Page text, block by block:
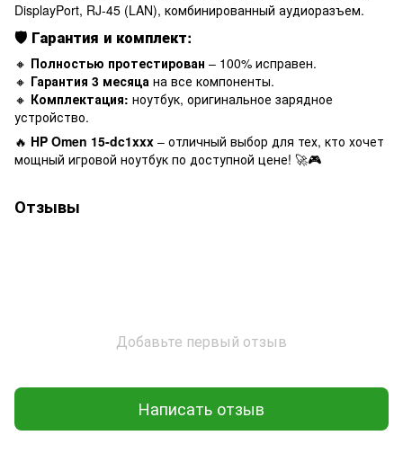
DisplayPort, RJ-45 (LAN), комбинированный аудиоразъем.
🛡 Гарантия и комплект:
🔸 Полностью протестирован – 100% исправен.
🔸 Гарантия 3 месяца на все компоненты.
🔸 Комплектация: ноутбук, оригинальное зарядное
устройство.
🔥 HP Omen 15-dc1xxx – отличный выбор для тех, кто хочет
мощный игровой ноутбук по доступной цене! 🚀🎮
Отзывы
Добавьте первый отзыв
Написать отзыв